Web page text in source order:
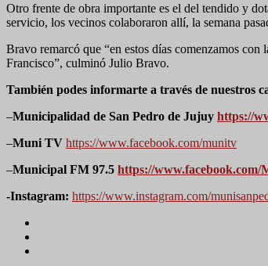
Otro frente de obra importante es el del tendido y
servicio, los vecinos colaboraron allí, la semana
Bravo remarcó que “en estos días comenzamos
Francisco”, culminó Julio Bravo.
También podes informarte a través de nuestros
–Municipalidad de San Pedro de Jujuy https://
–Muni TV https://www.facebook.com/munitv
–Municipal FM 97.5 https://www.facebook.com/
-Instagram: https://www.instagram.com/